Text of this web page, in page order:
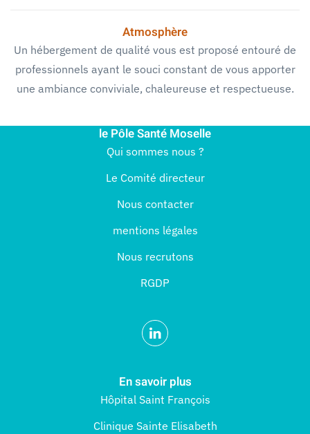
Atmosphère
Un hébergement de qualité vous est proposé entouré de
professionnels ayant le souci constant de vous apporter
une ambiance conviviale, chaleureuse et respectueuse.
le Pôle Santé Moselle
Qui sommes nous ?
Le Comité directeur
Nous contacter
mentions légales
Nous recrutons
RGDP
En savoir plus
Hôpital Saint François
Clinique Sainte Elisabeth